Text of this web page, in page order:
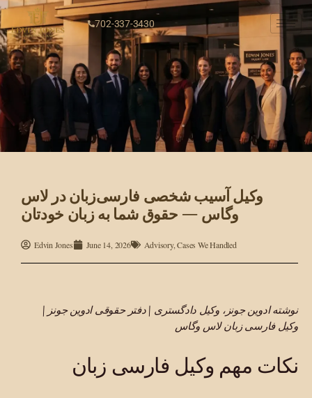
702-337-3430
وکیل آسیب شخصی فارسی‌زبان در لاس
وگاس — حقوق شما به زبان خودتان
Edvin Jones June 14, 2026 Advisory,Cases We Handled
وکیل فارسی زبان لاس وگاس
نکات مهم وکیل فارسی زبان